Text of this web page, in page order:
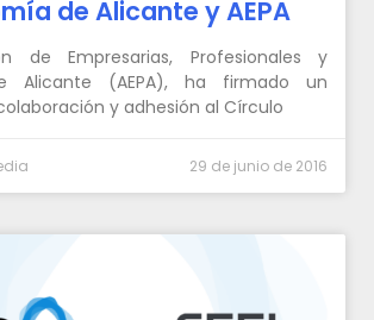
de Alicante y AEPA
de Empresarias, Profesionales y
Alicante (AEPA), ha firmado un
y adhesión al Círculo
29 de junio de 2016